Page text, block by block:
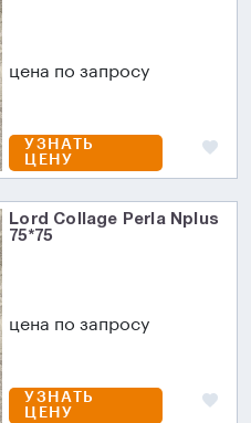
цена по запросу
УЗНАТЬ
ЦЕНУ
Lord Collage Perla Nplus
75*75
цена по запросу
УЗНАТЬ
ЦЕНУ